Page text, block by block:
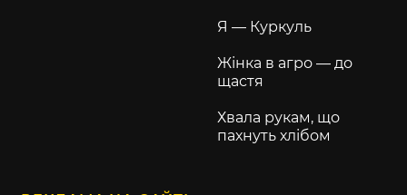
Я — Куркуль
Жінка в агро — до
щастя
Хвала рукам, що
пахнуть хлібом